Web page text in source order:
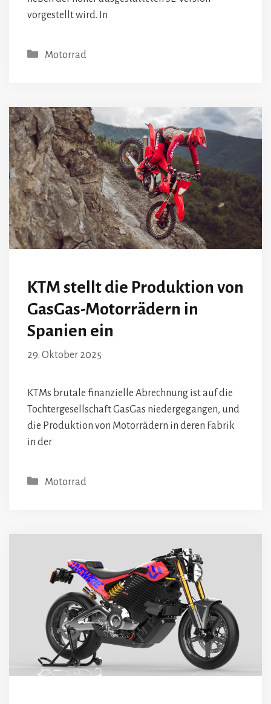
vorgestellt wird. In
Kategorien
Motorrad
KTM stellt die Produktion von
GasGas-Motorrädern in
Spanien ein
29. Oktober 2025
KTMs brutale finanzielle Abrechnung ist auf die
Tochtergesellschaft GasGas niedergegangen, und
die Produktion von Motorrädern in deren Fabrik
in der
Kategorien
Motorrad